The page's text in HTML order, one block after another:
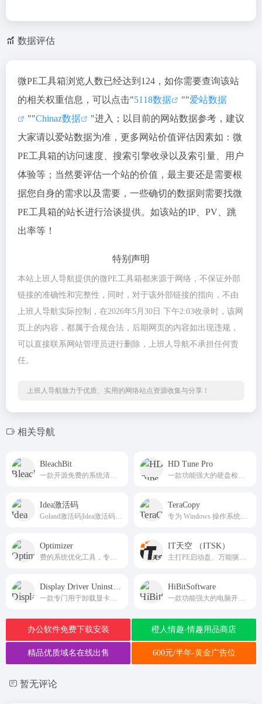
数据评估
微PE工具箱浏览人数已经达到124，如你需要查询该站
的相关权重信息，可以点击"5118数据 ""爱站数据
""Chinaz数据
"进入；以目前的网站数据参考，建议
大家请以爱站数据为准，更多网站价值评估因素如：微
PE工具箱的访问速度、搜索引擎收录以及索引量、用户
体验等；当然要评估一个站的价值，最主要还是需要根
据您自身的需求以及需要，一些确切的数据则需要找微
PE工具箱的站长进行洽谈提供。如该站的IP、PV、跳
出率等！
特别声明
本站上班人导航提供的微PE工具箱都来源于网络，不保证外部
链接的准确性和完整性，同时，对于该外部链接的指向，不由
上班人导航实际控制，在2026年5月30日 下午2:03收录时，该网
页上的内容，都属于合规合法，后期网页的内容如出现违规，
可以直接联系网站管理员进行删除，上班人导航不承担任何责
任。
上班人导航致力于优质、实用的网络站点资源收集与分享！
相关导航
BleachBit HD Tune Pro
Idea激活码 TeraCopy
Optimizer IT天空 （ITSK）
HiBitSoftware
办公软件免费下载安装 橙人情趣-情趣用品商店
精品优质域名在线出售 600元/半年-黄金广告位
暂无评论